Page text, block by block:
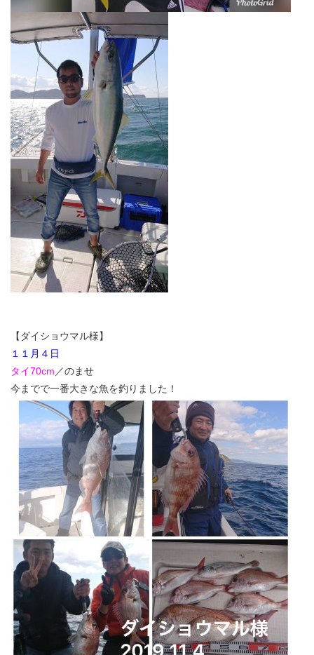
【ダイショウマル様】
１１月４日
タイ70cm ／のませ
今までで一番大きな魚を釣りました！